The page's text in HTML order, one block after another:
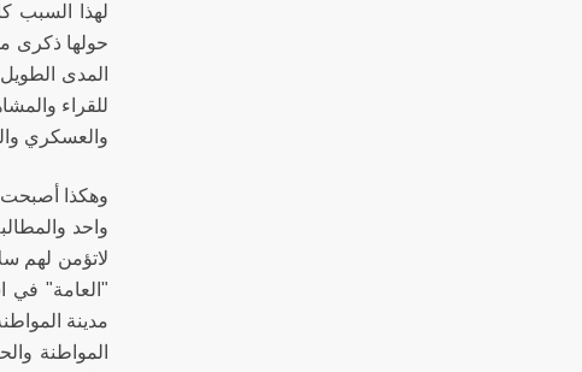
لهذا السبب
حولها ذكرى
المدى
للقراء
والعسكري
وهكذا أصبحت
واحد
لاتؤمن لهم
"العامة" في
مدينة
المواطنة